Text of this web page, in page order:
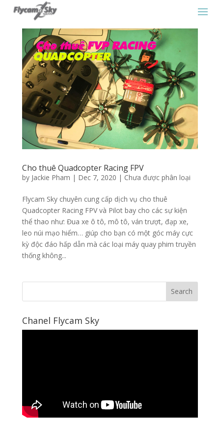
Cho thuê Quadcopter Racing FPV
by Jackie Pham | Dec 7, 2020 | Chưa được phân loại
Flycam Sky chuyên cung cấp dịch vụ cho thuê
Quadcopter Racing FPV và Pilot bay cho các sự kiện
thể thao như: Đua xe ô tô, mô tô, ván trượt, đạp xe,
leo núi mạo hiểm… giúp cho bạn có một góc máy cực
kỳ độc đáo hấp dẫn mà các loại máy quay phim truyền
thống không...
Chanel Flycam Sky